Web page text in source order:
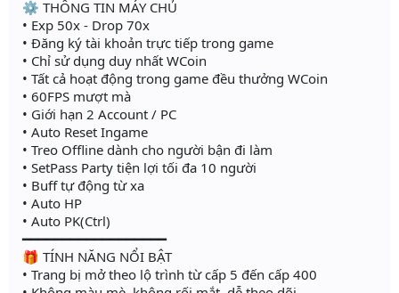
⚙️ THÔNG TIN MÁY CHỦ
• Exp 50x - Drop 70x
• Đăng ký tài khoản trực tiếp trong game
• Chỉ sử dụng duy nhất WCoin
• Tất cả hoạt động trong game đều thưởng WCoin
• 60FPS mượt mà
• Giới hạn 2 Account / PC
• Auto Reset Ingame
• Treo Offline dành cho người bận đi làm
• SetPass Party tiện lợi tối đa 10 người
• Buff tự động từ xa
• Auto HP
• Auto PK(Ctrl)
━━━━━━━━━━━━━━━━━━
🎁 TÍNH NĂNG NỔI BẬT
• Trang bị mở theo lộ trình từ cấp 5 đến cấp 400